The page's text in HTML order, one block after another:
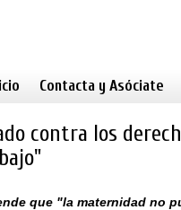
Contacta y Asóciate
contra los
que "la maternidad no